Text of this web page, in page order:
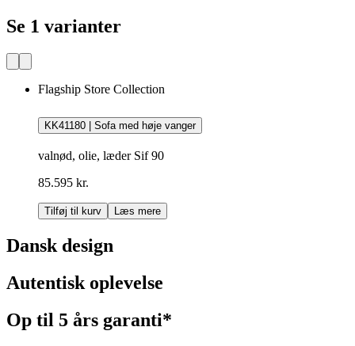
Se 1 varianter
Flagship Store Collection
KK41180 | Sofa med høje vanger
valnød, olie, læder Sif 90
85.595 kr.
Tilføj til kurv Læs mere
Dansk design
Autentisk oplevelse
Op til 5 års garanti*